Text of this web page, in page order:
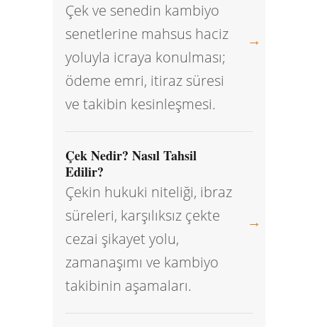
Çek ve senedin kambiyo
senetlerine mahsus haciz
yoluyla icraya konulması;
ödeme emri, itiraz süresi
ve takibin kesinleşmesi.
→
Çek Nedir? Nasıl Tahsil
Edilir?
Çekin hukuki niteliği, ibraz
süreleri, karşılıksız çekte
cezai şikayet yolu,
zamanaşımı ve kambiyo
takibinin aşamaları.
→